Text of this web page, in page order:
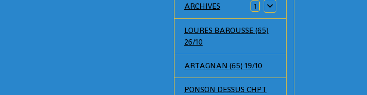
ARCHIVES 1
LOURES BAROUSSE (65)
26/10
ARTAGNAN (65) 19/10
PONSON DESSUS CHPT